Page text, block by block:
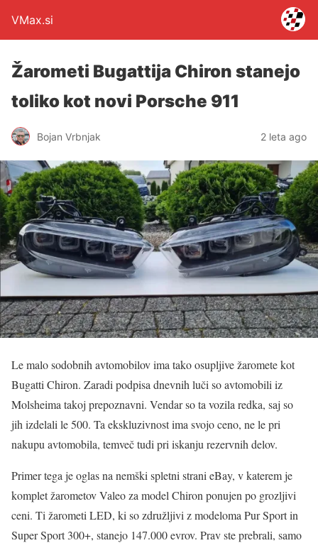
VMax.si
Žarometi Bugattija Chiron stanejo
toliko kot novi Porsche 911
Bojan Vrbnjak 2 leta ago
Le malo sodobnih avtomobilov ima tako osupljive žaromete kot
Bugatti Chiron. Zaradi podpisa dnevnih luči so avtomobili iz
Molsheima takoj prepoznavni. Vendar so ta vozila redka, saj so
jih izdelali le 500. Ta ekskluzivnost ima svojo ceno, ne le pri
nakupu avtomobila, temveč tudi pri iskanju rezervnih delov.
Primer tega je oglas na nemški spletni strani eBay, v katerem je
komplet žarometov Valeo za model Chiron ponujen po grozljivi
ceni. Ti žarometi LED, ki so združljivi z modeloma Pur Sport in
Super Sport 300+, stanejo 147.000 evrov. Prav ste prebrali, samo